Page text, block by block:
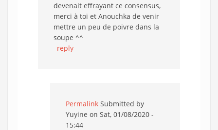
devenait effrayant ce consensus,
merci à toi et Anouchka de venir
mettre un peu de poivre dans la
soupe ^^
reply
Permalink Submitted by
Yuyine on Sat, 01/08/2020 -
15:44